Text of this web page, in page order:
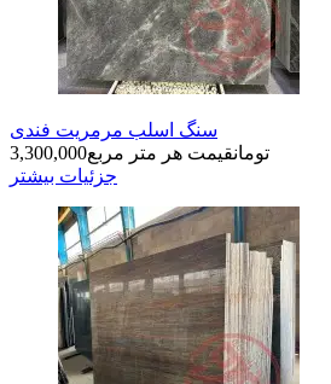
سنگ اسلب مرمریت فندی
3,300,000
تومانقیمت هر متر مربع
جزئیات بیشتر